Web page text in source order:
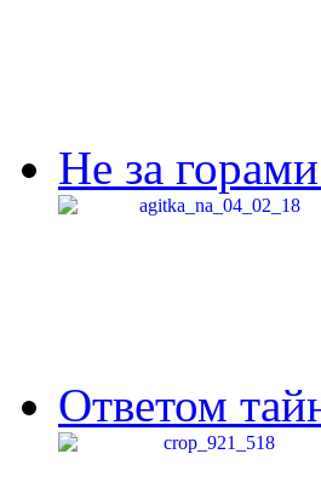
Не за
Ответом